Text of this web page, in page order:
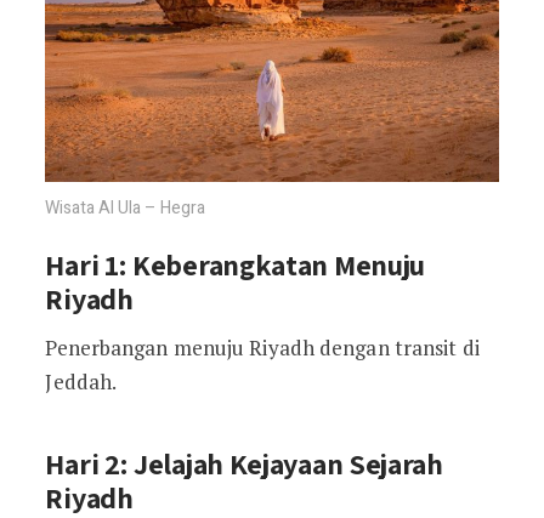
Wisata Al Ula – Hegra
Hari 1: Keberangkatan Menuju
Riyadh
Penerbangan menuju Riyadh dengan transit di
Jeddah.
Hari 2: Jelajah Kejayaan Sejarah
Riyadh